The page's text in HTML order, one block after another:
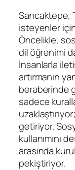
Sancaktepe,
isteyenler
Öncelikle,
dil öğrenimi
İnsanlarla
artırmanın
beraberinde
sadece
getiriyor.
kullanımını
arasında
pekiştiriyor.